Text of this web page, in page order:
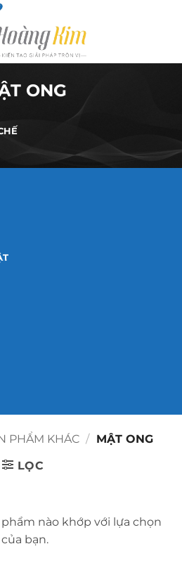
ONG
PHẨM KHÁC / MẬT ONG
LỌC
nào khớp với lựa chọn
của bạn.